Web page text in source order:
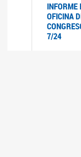
INFORME
OFICINA
7/24